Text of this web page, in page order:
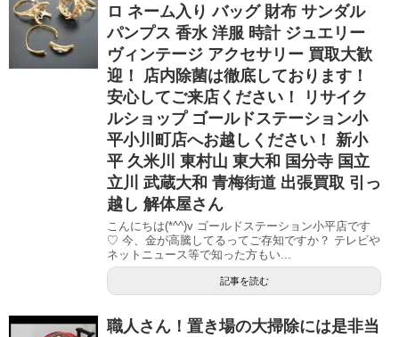
ロ ネーム入り バッグ 財布 サンダル
パンプス 香水 洋服 時計 ジュエリー
ヴィンテージ アクセサリー 買取大歓
迎！ 店内除菌は徹底しております！
安心してご来店ください！ リサイク
ルショップ ゴールドステーション小
平小川町店へお越しください！ 新小
平 久米川 東村山 東大和 国分寺 国立
立川 武蔵大和 青梅街道 出張買取 引っ
越し 解体屋さん
こんにちは(*^^)v ゴールドステーション小平店です
♡ 今、金が高騰してるってご存知ですか？ テレビや
ネットニュース等で知った方もい...
記事を読む
職人さん！置き場の大掃除には是非当